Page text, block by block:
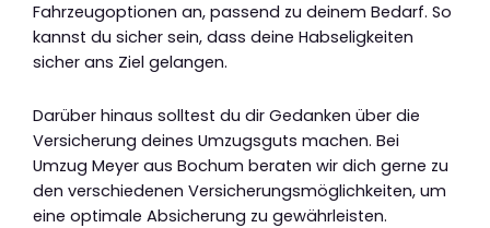
Fahrzeugoptionen an, passend zu deinem Bedarf. So
kannst du sicher sein, dass deine Habseligkeiten
sicher ans Ziel gelangen.
Darüber hinaus solltest du dir Gedanken über die
Versicherung deines Umzugsguts machen. Bei
Umzug Meyer aus Bochum beraten wir dich gerne zu
den verschiedenen Versicherungsmöglichkeiten, um
eine optimale Absicherung zu gewährleisten.